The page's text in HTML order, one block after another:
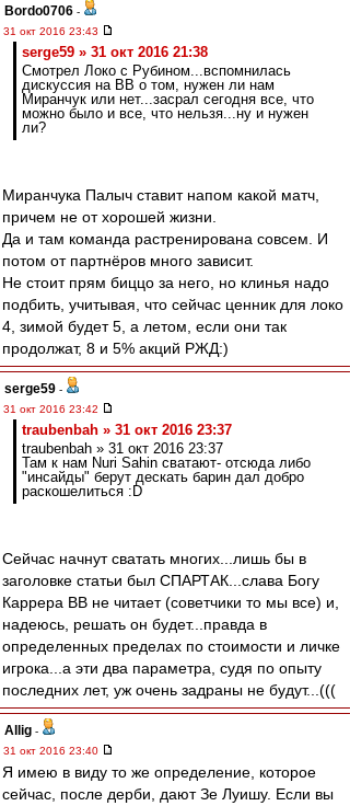
Bordo0706 -
31 окт 2016 23:43
serge59 » 31 окт 2016 21:38
Смотрел Локо с Рубином...вспомнилась
дискуссия на ВВ о том, нужен ли нам
Миранчук или нет...засрал сегодня все, что
можно было и все, что нельзя...ну и нужен
ли?
Миранчука Палыч ставит напом какой матч,
причем не от хорошей жизни.
Да и там команда растренирована совсем. И
потом от партнёров много зависит.
Не стоит прям биццо за него, но клинья надо
подбить, учитывая, что сейчас ценник для локо
4, зимой будет 5, а летом, если они так
продолжат, 8 и 5% акций РЖД:)
serge59 -
31 окт 2016 23:42
traubenbah » 31 окт 2016 23:37
traubenbah » 31 окт 2016 23:37
Там к нам Nuri Sahin сватают- отсюда либо
"инсайды" берут дескать барин дал добро
раскошелиться :D
Сейчас начнут сватать многих...лишь бы в
заголовке статьи был СПАРТАК...слава Богу
Каррера ВВ не читает (советчики то мы все) и,
надеюсь, решать он будет...правда в
определенных пределах по стоимости и личке
игрока...а эти два параметра, судя по опыту
последних лет, уж очень задраны не будут...(((
Allig -
31 окт 2016 23:40
Я имею в виду то же определение, которое
сейчас, после дерби, дают Зе Луишу. Если вы